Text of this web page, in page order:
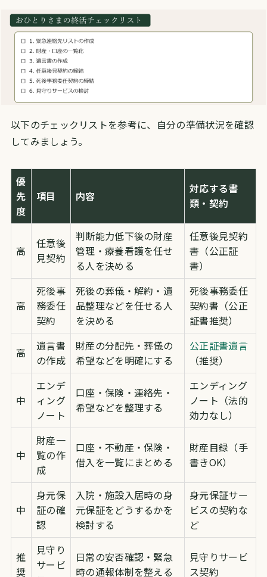
以下のチェックリストを参考に、自分の準備状況を確認
してみましょう。
優
先
度
項目 内容
対応する書
類・契約
高
任意後
見契約
判断能力低下後の財産
管理・療養看護を任せ
る人を決める
任意後見契約
書（公正証
書）
高
死後事
務委任
契約
死後の葬儀・解約・遺
品整理などを任せる人
を決める
死後事務委任
契約書（公正
証書推奨）
高
遺言書
の作成
財産の分配先・葬儀の
希望などを明確にする
公正証書遺言
（推奨）
中
エンデ
ィング
ノート
口座・保険・連絡先・
希望などを整理する
エンディング
ノート（法的
効力なし）
中
財産一
覧の作
成
口座・不動産・保険・
借入を一覧にまとめる
財産目録（手
書きOK）
中
身元保
証の確
認
入院・施設入居時の身
元保証をどうするかを
検討する
身元保証サー
ビスの契約な
ど
推
奨
見守り
サービ
日常の安否確認・緊急
時の通報体制を整える
見守りサービ
ス契約